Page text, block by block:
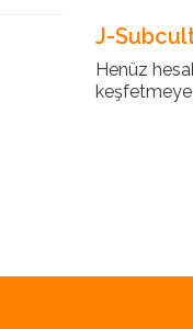
J-
Henüz
keşfetmeye